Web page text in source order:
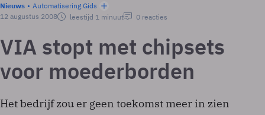
Nieuws
Automatisering Gids
12 augustus 2008
leestijd 1 minuut 0 reacties
VIA stopt met chipsets
voor moederborden
Het bedrijf zou er geen toekomst meer in zien